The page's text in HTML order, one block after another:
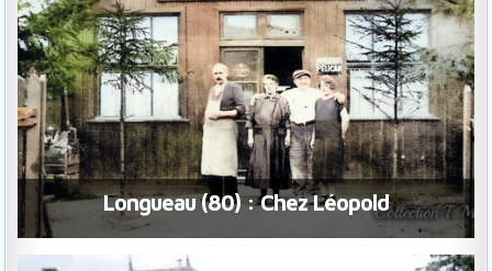
Longueau (80) : Chez Léopold